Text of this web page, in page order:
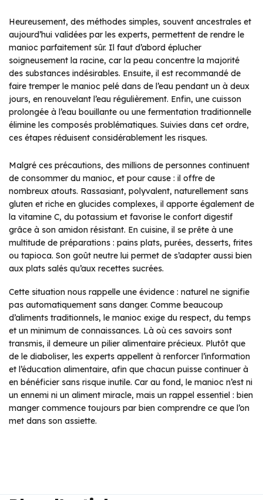
Heureusement, des méthodes simples, souvent ancestrales et
aujourd’hui validées par les experts, permettent de rendre le
manioc parfaitement sûr. Il faut d’abord éplucher
soigneusement la racine, car la peau concentre la majorité
des substances indésirables. Ensuite, il est recommandé de
faire tremper le manioc pelé dans de l’eau pendant un à deux
jours, en renouvelant l’eau régulièrement. Enfin, une cuisson
prolongée à l’eau bouillante ou une fermentation traditionnelle
élimine les composés problématiques. Suivies dans cet ordre,
ces étapes réduisent considérablement les risques.
Malgré ces précautions, des millions de personnes continuent
de consommer du manioc, et pour cause : il offre de
nombreux atouts. Rassasiant, polyvalent, naturellement sans
gluten et riche en glucides complexes, il apporte également de
la vitamine C, du potassium et favorise le confort digestif
grâce à son amidon résistant. En cuisine, il se prête à une
multitude de préparations : pains plats, purées, desserts, frites
ou tapioca. Son goût neutre lui permet de s’adapter aussi bien
aux plats salés qu’aux recettes sucrées.
Cette situation nous rappelle une évidence : naturel ne signifie
pas automatiquement sans danger. Comme beaucoup
d’aliments traditionnels, le manioc exige du respect, du temps
et un minimum de connaissances. Là où ces savoirs sont
transmis, il demeure un pilier alimentaire précieux. Plutôt que
de le diaboliser, les experts appellent à renforcer l’information
et l’éducation alimentaire, afin que chacun puisse continuer à
en bénéficier sans risque inutile. Car au fond, le manioc n’est ni
un ennemi ni un aliment miracle, mais un rappel essentiel : bien
manger commence toujours par bien comprendre ce que l’on
met dans son assiette.